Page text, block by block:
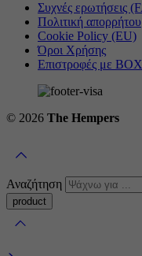
Συχνές ερωτήσεις
Πολιτική απορρήτου
Cookie Policy (EU)
Όροι Χρήσης
Επιστροφές με
© 2026 The Hempers
Αναζήτηση